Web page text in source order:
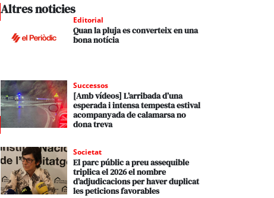
Altres noticies
Editorial
Quan la pluja es converteix en una
bona notícia
Successos
[Amb vídeos] L’arribada d’una
esperada i intensa tempesta estival
acompanyada de calamarsa no
dona treva
Societat
El parc públic a preu assequible
triplica el 2026 el nombre
d’adjudicacions per haver duplicat
les peticions favorables